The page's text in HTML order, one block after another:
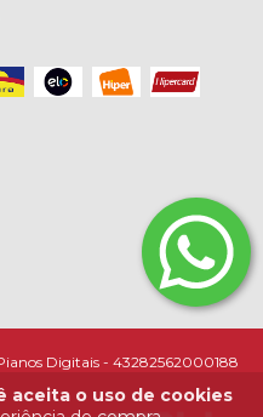
aceita o uso de cookies
Digitais - 43282562000188